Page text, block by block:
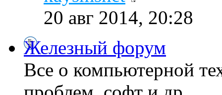
20 авг 2014, 20:28
Железный форум
Все о компьютерной